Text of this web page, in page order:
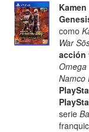
como
War
acción
Namco
serie